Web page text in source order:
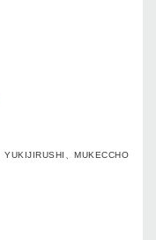
YUKIJIRUSHI、MUKECCHO